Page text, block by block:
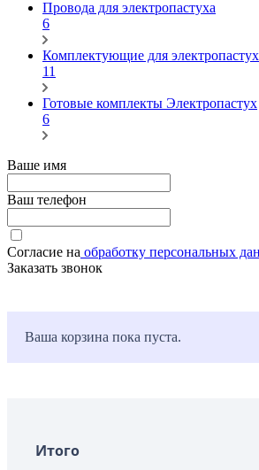
Провода для электропастуха
6
Комплектующие для
11
Готовые комплекты Электропастух
6
Ваше имя
Ваш телефон
Согласие на обработку персональных
Заказать звонок
Ваша корзина пока пуста.
Итого